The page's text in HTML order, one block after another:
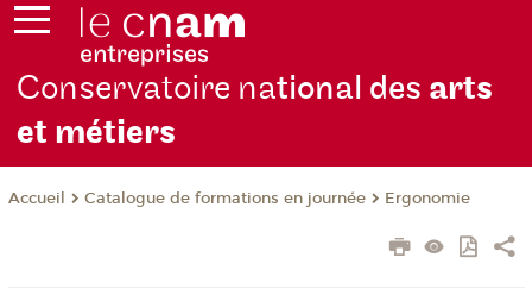
Conservatoire national des arts
et métiers
Accueil Catalogue de formations en journée Ergonomie